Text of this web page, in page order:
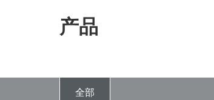
产品
全部